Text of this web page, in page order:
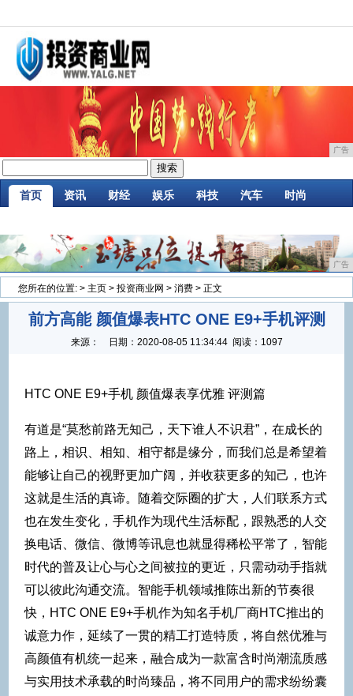
广告
首页 资讯 财经 娱乐 科技 汽车 时尚
广告
您所在的位置: > 主页 > 投资商业网 > 消费 > 正文
前方高能 颜值爆表HTC ONE E9+手机评测
来源： 日期： 2020-08-05 11:34:44 阅读：1097
HTC ONE E9+手机 颜值爆表享优雅 评测篇
有道是“莫愁前路无知己，天下谁人不识君”，在成长的
路上，相识、相知、相守都是缘分，而我们总是希望着
能够让自己的视野更加广阔，并收获更多的知己，也许
这就是生活的真谛。随着交际圈的扩大，人们联系方式
也在发生变化，手机作为现代生活标配，跟熟悉的人交
换电话、微信、微博等讯息也就显得稀松平常了，智能
时代的普及让心与心之间被拉的更近，只需动动手指就
可以彼此沟通交流。智能手机领域推陈出新的节奏很
快，HTC ONE E9+手机作为知名手机厂商HTC推出的
诚意力作，延续了一贯的精工打造特质，将自然优雅与
高颜值有机统一起来，融合成为一款富含时尚潮流质感
与实用技术承载的时尚臻品，将不同用户的需求纷纷囊